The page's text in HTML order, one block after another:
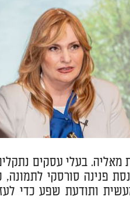
בעלי עסקים
פנינה סורסקי
ותודעת שפע כדי